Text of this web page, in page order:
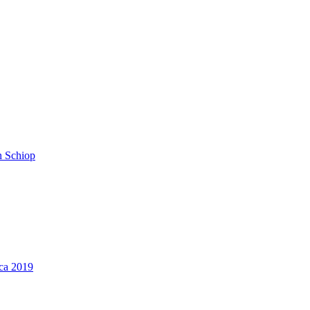
Schiop
2019